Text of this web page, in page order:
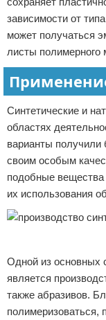
зависимости от
может получаться
листы полимерного
Синтетические и
областях
варианты получили
своим особым
подобные
их использования
Одной из основных
является
также абразивов.